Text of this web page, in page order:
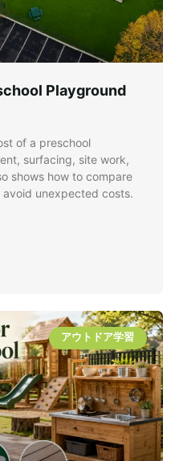
Playground
of a preschool
surfacing, site work,
shows how to compare
unexpected costs.
アウトドア学習